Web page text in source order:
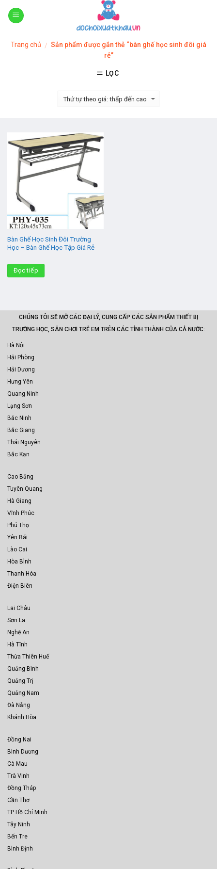
Skip
Trang chủ / Sản phẩm được gắn thẻ “bàn ghế học sinh đôi giá
rẻ”
LỌC
Bàn Ghế Học Sinh Đôi Trường
Học – Bàn Ghế Học Tập Giá Rẻ
Đọc tiếp
CHÚNG TÔI SẼ MỞ CÁC ĐẠI LÝ, CUNG CẤP CÁC SẢN PHẨM THIẾT BỊ
TRƯỜNG HỌC, SÂN CHƠI TRẺ EM TRÊN CÁC TỈNH THÀNH CỦA CẢ NƯỚC:
Hà Nội
Hải Phòng
Hải Dương
Hưng Yên
Quang Ninh
Lạng Sơn
Bắc Ninh
Bắc Giang
Thái Nguyên
Bắc Kạn
Cao Bằng
Tuyên Quang
Hà Giang
Vĩnh Phúc
Phú Thọ
Yên Bái
Lào Cai
Hòa Bình
Thanh Hóa
Điện Biên
Lai Châu
Sơn La
Nghệ An
Hà Tĩnh
Thừa Thiên Huế
Quảng Bình
Quảng Trị
Quảng Nam
Đà Nẵng
Khánh Hòa
Đồng Nai
Bình Dương
Cà Mau
Trà Vinh
Đồng Tháp
Cần Thơ
TP Hồ Chí Minh
Tây Ninh
Bến Tre
Bình Định